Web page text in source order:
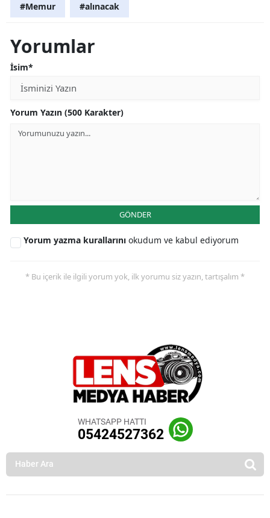
#Memur #alınacak
Yorumlar
İsim*
Yorum Yazın (500 Karakter)
GÖNDER
Yorum yazma kurallarını okudum ve kabul ediyorum
* Bu içerik ile ilgili yorum yok, ilk yorumu siz yazın, tartışalım *
WHATSAPP HATTI
05424527362